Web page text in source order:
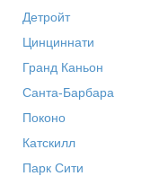
Детройт
Цинциннати
Гранд Каньон
Санта-Барбара
Поконо
Катскилл
Парк Сити